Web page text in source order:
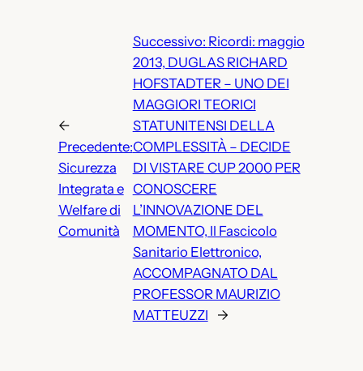
←
Precedente:
Sicurezza
Integrata e
Welfare di
Comunità
Successivo: Ricordi: maggio
2013, DUGLAS RICHARD
HOFSTADTER – UNO DEI
MAGGIORI TEORICI
STATUNITENSI DELLA
COMPLESSITÀ – DECIDE
DI VISTARE CUP 2000 PER
CONOSCERE
L’INNOVAZIONE DEL
MOMENTO, Il Fascicolo
Sanitario Elettronico,
ACCOMPAGNATO DAL
PROFESSOR MAURIZIO
MATTEUZZI
→